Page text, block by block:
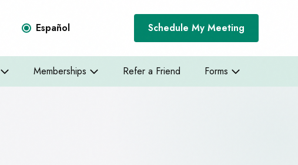
Español Schedule My Meeting
Memberships Refer a Friend Forms